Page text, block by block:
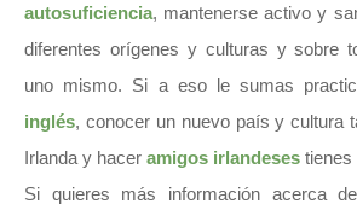
autosuficiencia, mantenerse activo y
diferentes orígenes y culturas y sobre
uno mismo. Si a eso le sumas
inglés, conocer un nuevo país y cultura
Irlanda y hacer amigos irlandeses tienes
Si quieres más información acerca